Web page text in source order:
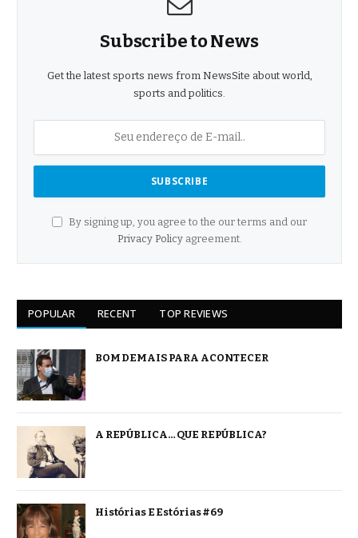
Subscribe to News
Get the latest sports news from NewsSite about world,
sports and politics.
By signing up, you agree to the our terms and our
Privacy Policyagreement.
POPULAR RECENT TOP REVIEWS
BOM DEMAIS PARA ACONTECER
A REPÚBLICA… QUE REPÚBLICA?
Histórias E Estórias #69